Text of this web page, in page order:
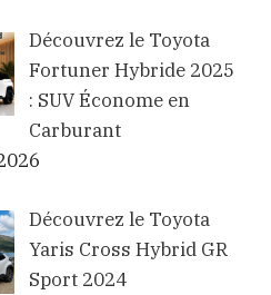
Découvrez le Toyota
Fortuner Hybride 2025
: SUV Économe en
Carburant
Découvrez le Toyota
Yaris Cross Hybrid GR
Sport 2024